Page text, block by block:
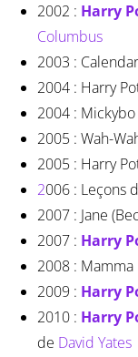
2002 : Harry
Columbus
2003 :
2004 : Harry
2004 :
2005 : Wah-
2005 : Harry
2006 : Leçons
2007 : Jane
2007 : Harry
2008 :
2009 : Harry
2010 : Harry
de David Yates